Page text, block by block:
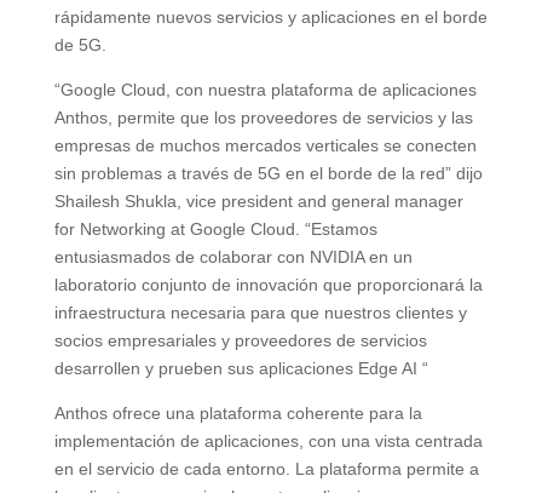
rápidamente nuevos servicios y aplicaciones en el borde
de 5G.
“Google Cloud, con nuestra plataforma de aplicaciones
Anthos, permite que los proveedores de servicios y las
empresas de muchos mercados verticales se conecten
sin problemas a través de 5G en el borde de la red” dijo
Shailesh Shukla, vice president and general manager
for Networking at Google Cloud. “Estamos
entusiasmados de colaborar con NVIDIA en un
laboratorio conjunto de innovación que proporcionará la
infraestructura necesaria para que nuestros clientes y
socios empresariales y proveedores de servicios
desarrollen y prueben sus aplicaciones Edge AI “
Anthos ofrece una plataforma coherente para la
implementación de aplicaciones, con una vista centrada
en el servicio de cada entorno. La plataforma permite a